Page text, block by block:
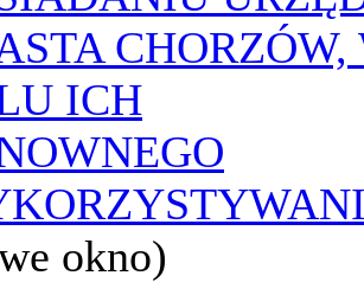
CHORZÓW,
ICH
okno)